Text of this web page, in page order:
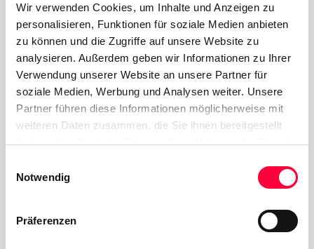
Wir verwenden Cookies, um Inhalte und Anzeigen zu
personalisieren, Funktionen für soziale Medien anbieten
zu können und die Zugriffe auf unsere Website zu
analysieren. Außerdem geben wir Informationen zu Ihrer
Verwendung unserer Website an unsere Partner für
soziale Medien, Werbung und Analysen weiter. Unsere
Partner führen diese Informationen möglicherweise mit
weiteren Daten zusammen, die Sie ihnen bereitgestellt
haben oder die sie im Rahmen Ihrer Nutzung der Dienste
Cookies, wenn Sie unsere Webseite weiterhin nutzen.
Notwendig
Präferenzen
verteilten Teams, die jedoch an virtuellen Meetings
und Kollaborationssitzungen teilnehmen. Tools wie
Videokonferenzen, Web-Meetings und
Bildschirmfreigabe wurden immer wichtiger, da
Unternehmen weltweit danach strebten, ihre
Teams trotz der physischen Trennung, die durch
die Arbeit im Home Office entsteht,
Auch dies ist nichts Neues, da es für viele IT-